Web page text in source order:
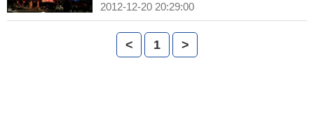
2012-12-20 20:29:00
< 1 >